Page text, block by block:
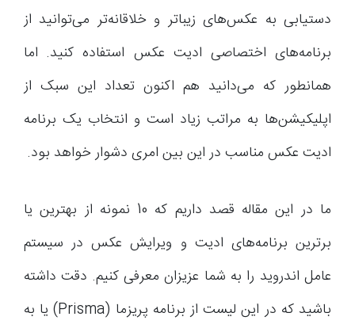
دستیابی به عکس‌های زیباتر و خلاقانه‌تر می‌توانید از
برنامه‌های اختصاصی ادیت عکس استفاده کنید. اما
همانطور که می‌دانید هم اکنون تعداد این سبک از
اپلیکیشن‌ها به مراتب زیاد است و انتخاب یک برنامه
ادیت عکس مناسب در این بین امری دشوار خواهد بود.
ما در این مقاله قصد داریم که 10 نمونه از بهترین یا
برترین برنامه‌های ادیت و ویرایش عکس در سیستم
عامل اندروید را به شما عزیزان معرفی کنیم. دقت داشته
باشید که در این لیست از برنامه پریزما (Prisma) یا به